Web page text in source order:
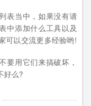
表当中，如果没有请
中添加什么工具以及
可以交流更多经验哟!
要用它们来搞破坏，
好么?